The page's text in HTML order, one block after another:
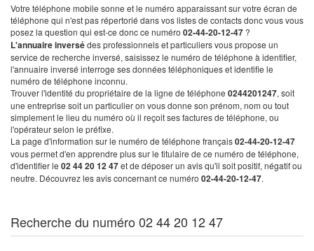
Votre téléphone mobile sonne et le numéro apparaissant sur votre écran de
téléphone qui n'est pas répertorié dans vos listes de contacts donc vous vous
posez la question qui est-ce donc ce numéro 02-44-20-12-47 ?
L'annuaire inversédes professionnels et particuliers vous propose un
service de recherche inversé, saisissez le numéro de téléphone à identifier,
l'annuaire inversé interroge ses données téléphoniques et identifie le
numéro de téléphone inconnu.
Trouver l'identité du propriétaire de la ligne de téléphone 0244201247, soit
une entreprise soit un particulier on vous donne son prénom, nom ou tout
simplement le lieu du numéro où il reçoit ses factures de téléphone, ou
l'opérateur selon le préfixe.
La page d'information sur le numéro de téléphone français02-44-20-12-47
vous permet d'en apprendre plus sur le titulaire de ce numéro de téléphone,
d'identifier le 02 44 20 12 47et de déposer un avis qu'il soit positif, négatif ou
neutre. Découvrez les avis concernant ce numéro 02-44-20-12-47.
Recherche du numéro 02 44 20 12 47